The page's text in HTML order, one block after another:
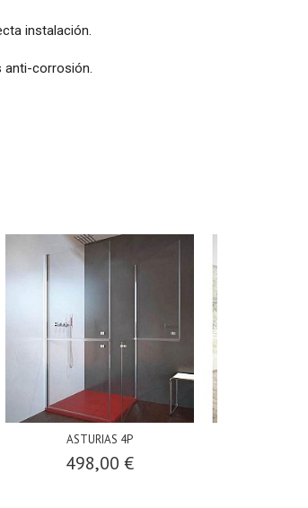
instalación.
anti-corrosión.
ASTURIAS 4P
498,00 €